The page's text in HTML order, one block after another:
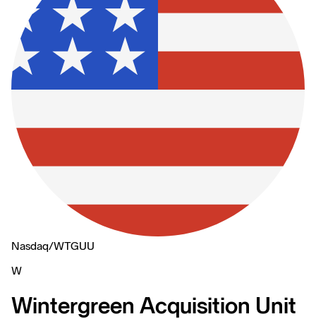
Nasdaq/WTGUU
W
Wintergreen Acquisition Unit